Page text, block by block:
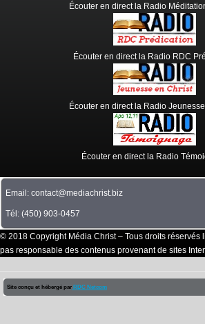
Écouter en direct la Radio
Écouter en direct la Radio RDC
Écouter en direct la Radio
Écouter en direct la Radio
Email: contact@mediachrist.biz
Tél: (450) 903-0457
© 2018 Copyright Média Christ – Tous droits réservés
pas responsable des contenus provenant de sites
Site conçu et hébergé par RDC Netcom